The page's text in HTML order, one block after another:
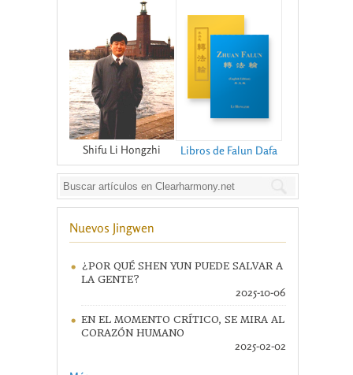
Shifu Li Hongzhi Libros de Falun Dafa
Nuevos Jingwen
¿POR QUÉ SHEN YUN PUEDE SALVAR A
LA GENTE?
2025-10-06
EN EL MOMENTO CRÍTICO, SE MIRA AL
CORAZÓN HUMANO
2025-02-02